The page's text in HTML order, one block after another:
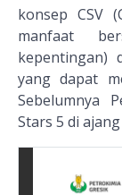
konsep CSV
manfaat
kepentingan)
yang dapat
Sebelumnya
Stars 5 di